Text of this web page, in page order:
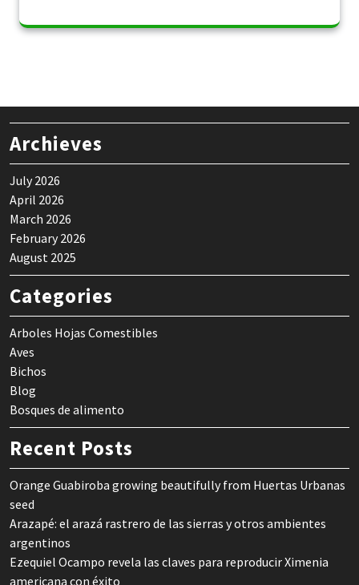
Archieves
July 2026
April 2026
March 2026
February 2026
August 2025
Categories
Arboles Hojas Comestibles
Aves
Bichos
Blog
Bosques de alimento
Recent Posts
Orange Guabiroba growing beautifully from Huertas Urbanas
seed
Arazapé: el arazá rastrero de las sierras y otros ambientes
argentinos
Ezequiel Ocampo revela las claves para reproducir Ximenia
americana con éxito